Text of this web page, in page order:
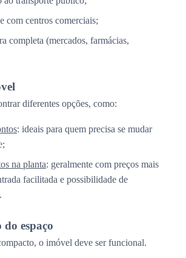
com centros comerciais;
completa (mercados, farmácias,
diferentes opções, como:
: ideais para quem precisa se mudar
na planta: geralmente com preços mais
facilitada e possibilidade de
espaço
o imóvel deve ser funcional.